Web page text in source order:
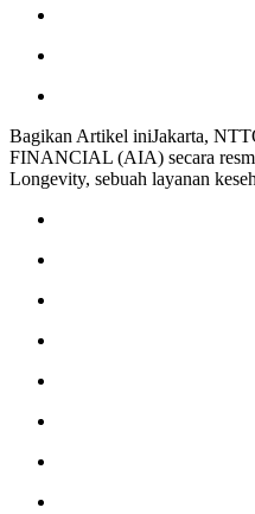
Bagikan Artikel iniJakarta,
FINANCIAL (AIA) secara
Longevity, sebuah layanan